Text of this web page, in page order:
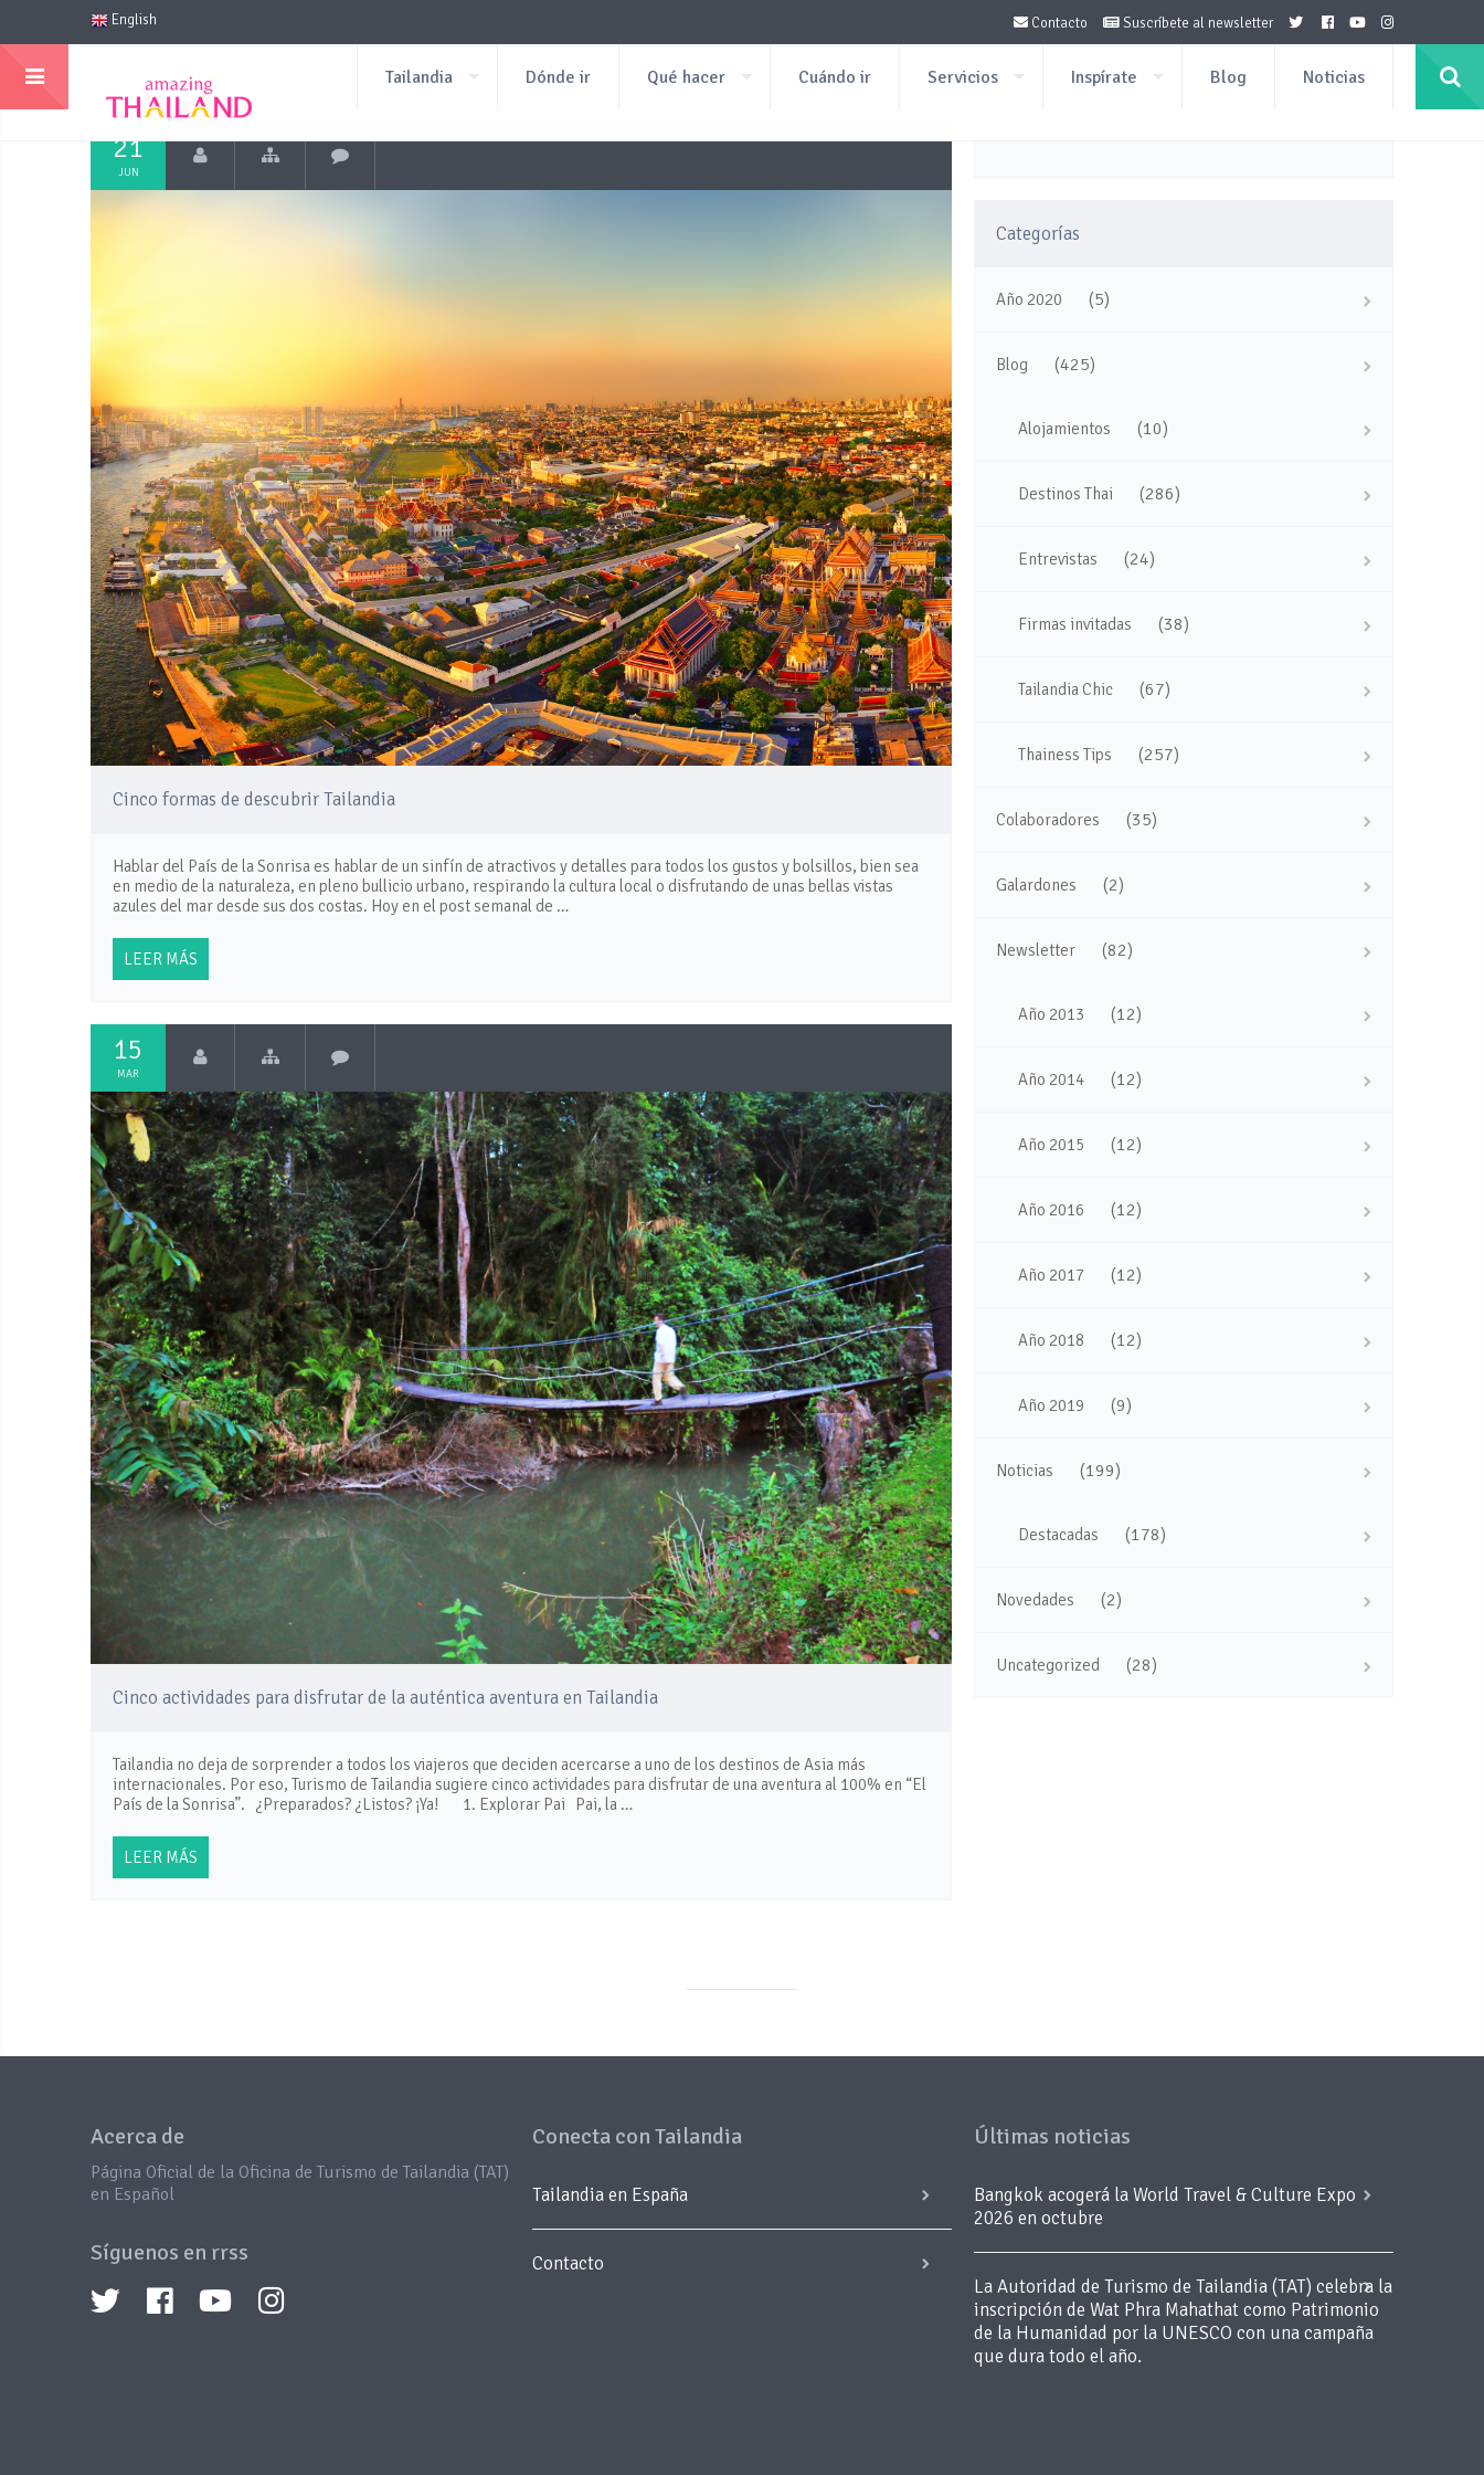
English Contacto Suscríbete al newsletter
Tailandia Dónde ir Qué hacer Cuándo ir Servicios Inspírate Blog Noticias
21
JUN
Cinco formas de descubrir Tailandia
Hablar del País de la Sonrisa es hablar de un sinfín de atractivos y detalles para todos los gustos y bolsillos, bien sea
en medio de la naturaleza, en pleno bullicio urbano, respirando la cultura local o disfrutando de unas bellas vistas
azules del mar desde sus dos costas. Hoy en el post semanal de …
LEER MÁS
15
MAR
Cinco actividades para disfrutar de la auténtica aventura en Tailandia
Tailandia no deja de sorprender a todos los viajeros que deciden acercarse a uno de los destinos de Asia más
internacionales. Por eso, Turismo de Tailandia sugiere cinco actividades para disfrutar de una aventura al 100% en “El
País de la Sonrisa”. ¿Preparados? ¿Listos? ¡Ya! 1. Explorar Pai Pai, la …
LEER MÁS
Categorías
Año 2020 (5)
Blog (425)
Alojamientos (10)
Destinos Thai (286)
Entrevistas (24)
Firmas invitadas (38)
Tailandia Chic (67)
Thainess Tips (257)
Colaboradores (35)
Galardones (2)
Newsletter (82)
Año 2013 (12)
Año 2014 (12)
Año 2015 (12)
Año 2016 (12)
Año 2017 (12)
Año 2018 (12)
Año 2019 (9)
Noticias (199)
Destacadas (178)
Novedades (2)
Uncategorized (28)
Acerca de
Página Oficial de la Oficina de Turismo de Tailandia (TAT)
en Español
Síguenos en rrss
Conecta con Tailandia
Tailandia en España
Contacto
Últimas noticias
Bangkok acogerá la World Travel & Culture Expo
2026 en octubre
La Autoridad de Turismo de Tailandia (TAT) celebra la
inscripción de Wat Phra Mahathat como Patrimonio
de la Humanidad por la UNESCO con una campaña
que dura todo el año.